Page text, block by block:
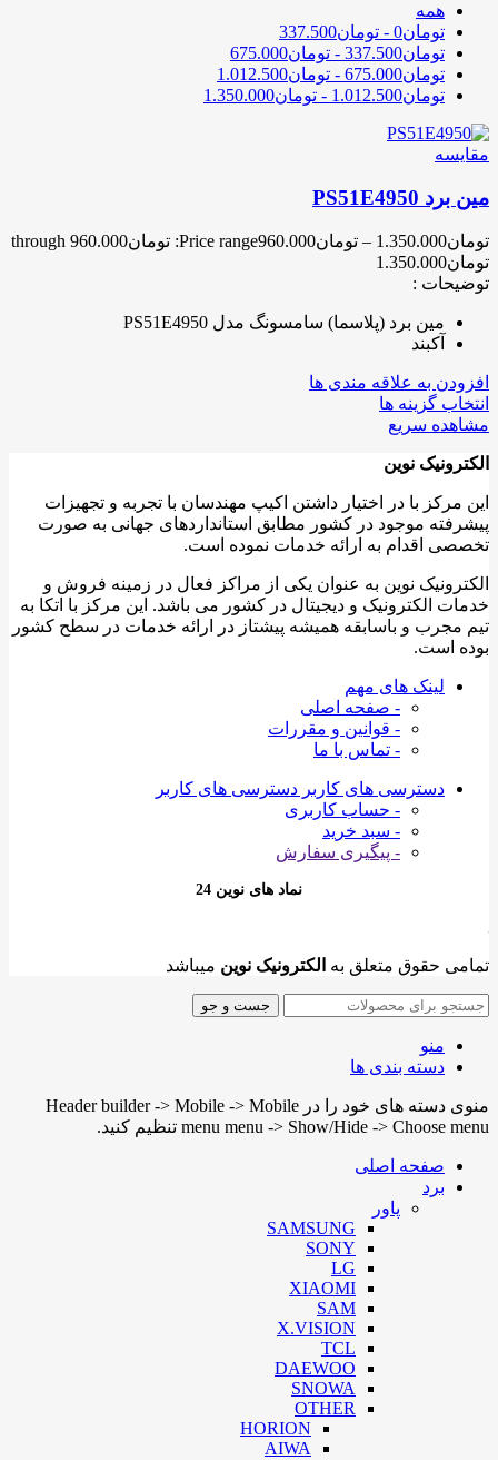
همه
تومان0
- تومان337.500
تومان337.500
- تومان675.000
تومان675.000
- تومان1.012.500
تومان1.012.500
- تومان1.350.000
مقایسه
مین برد PS51E4950
تومان1.350.000
– تومان960.000
Price range: تومان960.000 through
تومان1.350.000
توضیحات :
مین برد (پلاسما) سامسونگ مدل PS51E4950
آکبند
افزودن به علاقه مندی ها
انتخاب گزینه ها
مشاهده سریع
الکترونیک نوین
این مرکز با در اختیار داشتن اکیپ مهندسان با تجربه و تجهیزات
پیشرفته موجود در کشور مطابق استانداردهای جهانی به صورت
تخصصی اقدام به ارائه خدمات نموده است.
الکترونیک نوین به عنوان یکی از مراکز فعال در زمینه فروش و
خدمات الکترونیک و دیجیتال در کشور می باشد. این مرکز با اتکا به
تیم مجرب و باسابقه همیشه پیشتاز در ارائه خدمات در سطح کشور
بوده است.
لینک های مهم
- صفحه اصلی
- قوانین و مقررات
- تماس با ما
دسترسی های کاربر دسترسی های کاربر
- حساب کاربری
- سبد خرید
- پیگیری سفارش
نماد های نوین 24
تمامی حقوق متعلق به الکترونیک نوین میباشد
جست و جو
منو
دسته بندی ها
منوی دسته های خود را در Header builder -> Mobile -> Mobile
menu menu -> Show/Hide -> Choose menu تنظیم کنید.
صفحه اصلی
برد
پاور
SAMSUNG
SONY
LG
XIAOMI
SAM
X.VISION
TCL
DAEWOO
SNOWA
OTHER
HORION
AIWA